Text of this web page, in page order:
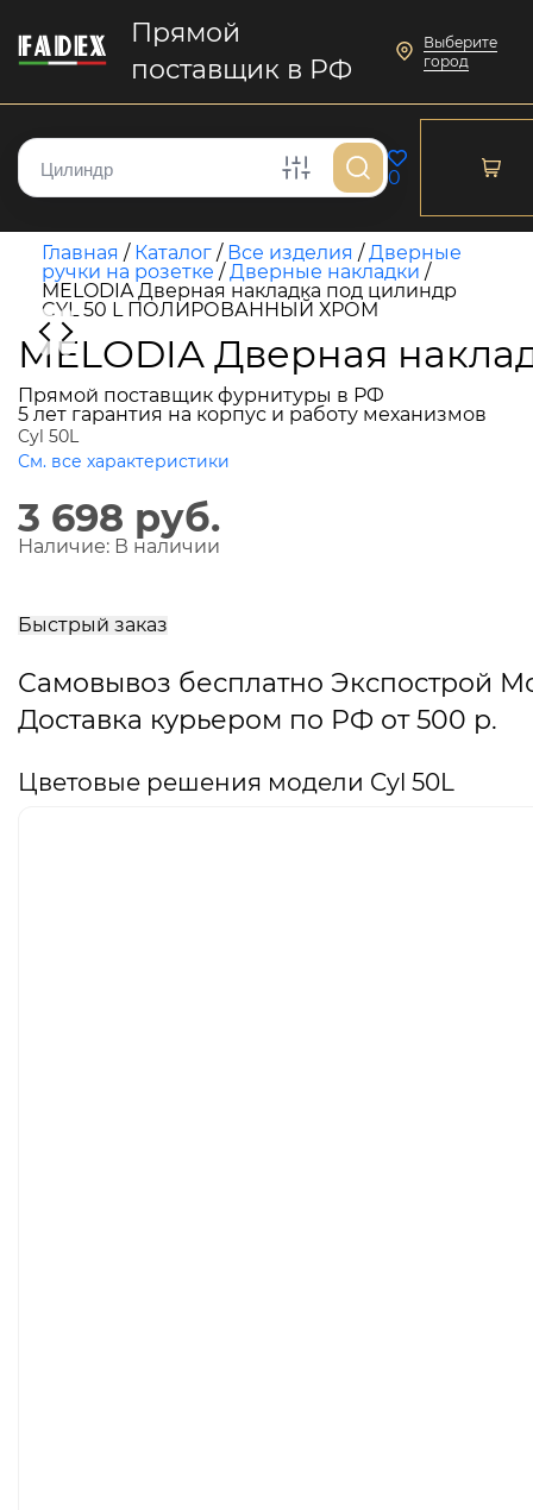
Прямой
поставщик в РФ
Выберите
город
0
Главная / Каталог / Все изделия /Дверные
ручки на розетке /Дверные накладки /
MELODIA Дверная накладка под цилиндр
CYL 50 L ПОЛИРОВАННЫЙ ХРОМ
MELODIA Дверная
Прямой поставщик фурнитуры в РФ
5 лет гарантия на корпус и работу механизмов
Cyl 50L
См. все характеристики
3 698 руб.
Наличие: В наличии
Быстрый заказ
Самовывоз бесплатно Экспострой
Доставка курьером по РФ от 500 р.
Цветовые решения модели Cyl 50L